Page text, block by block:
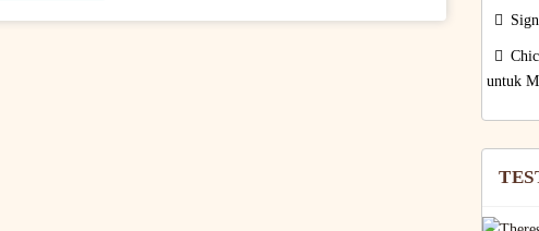
untuk